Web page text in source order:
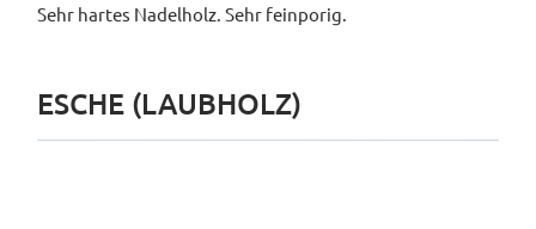
Sehr hartes Nadelholz. Sehr feinporig.
ESCHE (LAUBHOLZ)